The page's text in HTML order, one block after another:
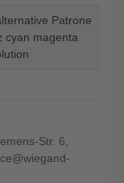
Patrone
cyan magenta
Str. 6,